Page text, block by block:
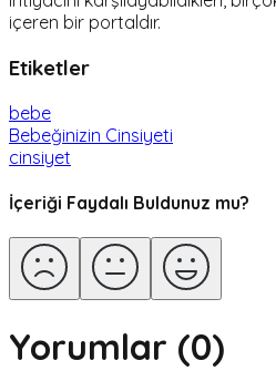
içeren bir portaldır.
Etiketler
bebe
Bebeğinizin Cinsiyeti
cinsiyet
İçeriği Faydalı Buldunuz mu?
Yorumlar (0)